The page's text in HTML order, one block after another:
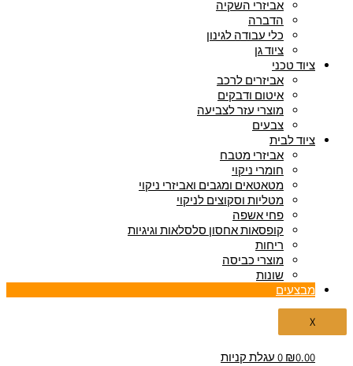
אביזרי השקיה
הדברה
כלי עבודה לגינון
ציוד גן
ציוד טכני
אביזרים לרכב
איטום ודבקים
מוצרי עזר לצביעה
צבעים
ציוד לבית
אביזרי מטבח
חומרי ניקוי
מטאטאים ומגבים ואביזרי ניקוי
מטליות וסקוצים לניקוי
פחי אשפה
קופסאות אחסון סלסלאות וגיגיות
ריחות
מוצרי כביסה
שונות
מבצעים
X
₪0.00
0 עגלת קניות